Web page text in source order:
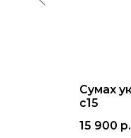
Сумах
с15
15 900 р.